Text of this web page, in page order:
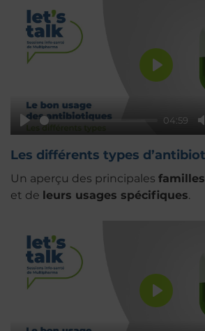
Play
04:59
Play
Les différents types
Un aperçu des principales
et de leurs usages spécifiques.
Play